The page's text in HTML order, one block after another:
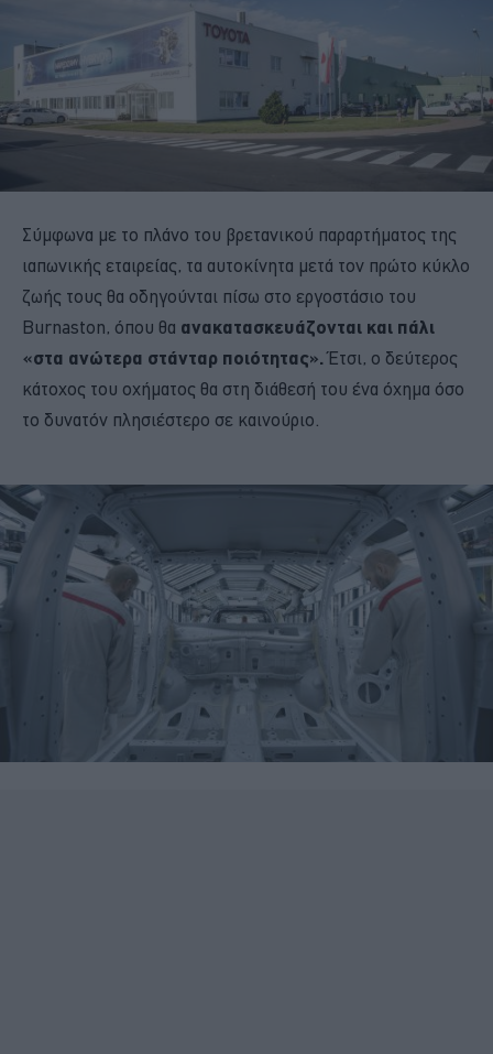
Σύμφωνα με το πλάνο του βρετανικού παραρτήματος της
ιαπωνικής εταιρείας, τα αυτοκίνητα μετά τον πρώτο κύκλο
ζωής τους θα οδηγούνται πίσω στο εργοστάσιο του
Burnaston, όπου θα ανακατασκευάζονται και πάλι
«στα ανώτερα στάνταρ ποιότητας».Έτσι, ο δεύτερος
κάτοχος του οχήματος θα στη διάθεσή του ένα όχημα όσο
το δυνατόν πλησιέστερο σε καινούριο.